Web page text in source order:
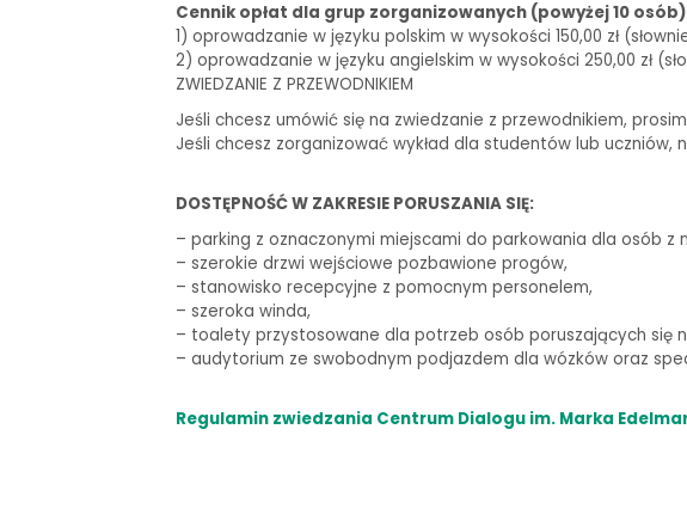
Cennik opłat dla grup zorganizowanych (powyżej 10
1) oprowadzanie w języku polskim w wysokości 150,00 zł
2) oprowadzanie w języku angielskim w wysokości 250,00 zł
ZWIEDZANIE Z PRZEWODNIKIEM
Jeśli chcesz umówić się na zwiedzanie z przewodnikiem,
Jeśli chcesz zorganizować wykład dla studentów lub uczniów,
DOSTĘPNOŚĆ W ZAKRESIE PORUSZANIA SIĘ:
– parking z oznaczonymi miejscami do parkowania dla osób z
– szerokie drzwi wejściowe pozbawione progów,
– stanowisko recepcyjne z pomocnym personelem,
– szeroka winda,
– toalety przystosowane dla potrzeb osób poruszających się
– audytorium ze swobodnym podjazdem dla wózków oraz
Regulamin zwiedzania Centrum Dialogu im. Marka